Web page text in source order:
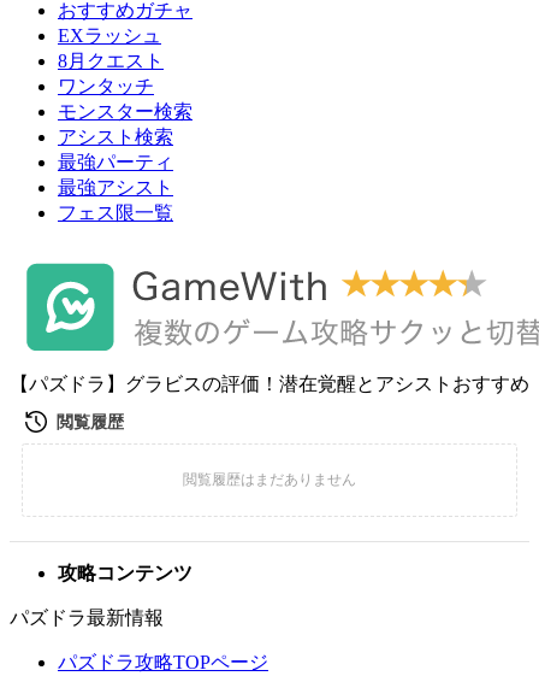
おすすめガチャ
EXラッシュ
8月クエスト
ワンタッチ
モンスター検索
アシスト検索
最強パーティ
最強アシスト
フェス限一覧
【パズドラ】グラビスの評価！潜在覚醒とアシストおすすめ
攻略コンテンツ
パズドラ最新情報
パズドラ攻略TOPページ